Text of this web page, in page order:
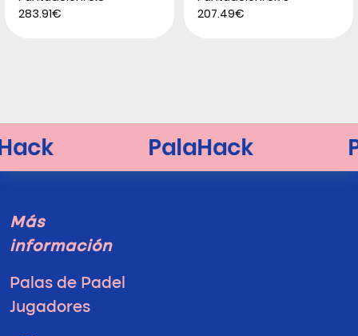
283.91€
207.49€
Más
información
Palas de Padel
Jugadores